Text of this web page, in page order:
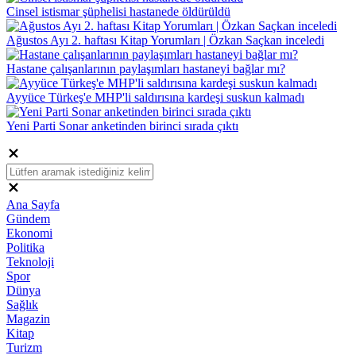
Cinsel istismar şüphelisi hastanede öldürüldü
Ağustos Ayı 2. haftası Kitap Yorumları | Özkan Saçkan inceledi
Hastane çalışanlarının paylaşımları hastaneyi bağlar mı?
Ayyüce Türkeş'e MHP'li saldırısına kardeşi suskun kalmadı
Yeni Parti Sonar anketinden birinci sırada çıktı
Ana Sayfa
Gündem
Ekonomi
Politika
Teknoloji
Spor
Dünya
Sağlık
Magazin
Kitap
Turizm